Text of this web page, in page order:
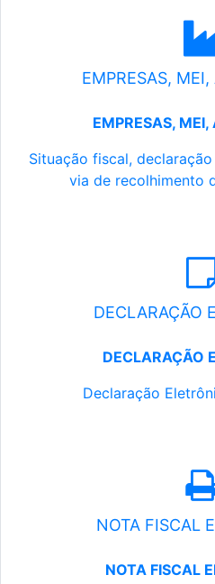
EMPRESAS,
EMPRESAS,
Situação fiscal,
via de recolhimento
DECLARAÇÃO
DECLARAÇÃO
Declaração
NOTA FISCAL
NOTA FISCAL